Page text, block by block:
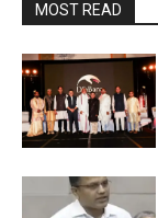
MOST READ